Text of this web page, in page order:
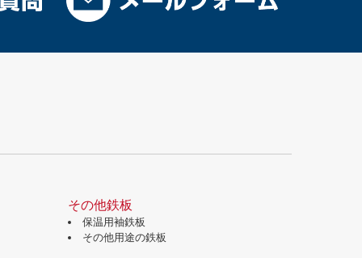
その他鉄板
保温用袖鉄板
その他用途の鉄板